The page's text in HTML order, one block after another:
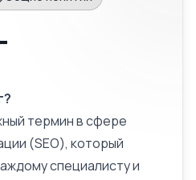
термин в сфере
(SEO), который
специалисту и